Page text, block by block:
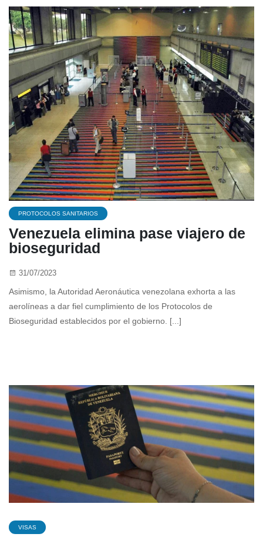
PROTOCOLOS SANITARIOS
Venezuela elimina pase viajero de
bioseguridad
31/07/2023
Asimismo, la Autoridad Aeronáutica venezolana exhorta a las
aerolíneas a dar fiel cumplimiento de los Protocolos de
Bioseguridad establecidos por el gobierno. [...]
VISAS